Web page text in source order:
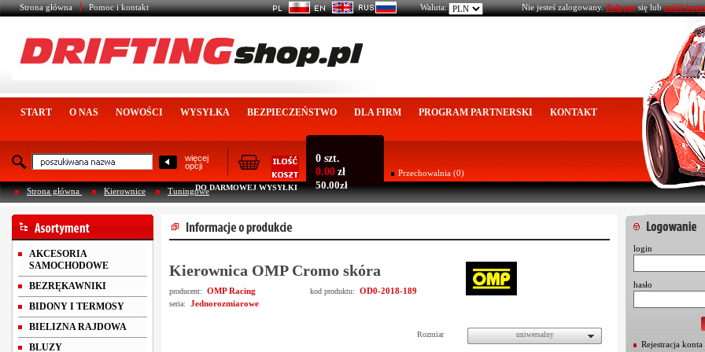
Strona główna Pomoc i kontakt Nie jesteś zalogowany.Zalogujsię lubzałóż
START O NAS NOWOŚCI WYSYŁKA BEZPIECZEŃSTWO DLA FIRM PROGRAM PARTNERSKI KONTAKT
więcej
opcji
0 szt.
0.00 zł
DO DARMOWEJ WYSYŁKI 50.00zł
Przechowalnia (0)
Strona główna
Kierownice Tuningowe
Waluta:
AKCESORIA
SAMOCHODOWE
BEZRĘKAWNIKI
BIDONY I TERMOSY
BIELIZNA RAJDOWA
BLUZY
Kierownica OMP Cromo skóra
producent: OMP Racing kod produktu: OD0-2018-189
seria: Jednorozmiarowe
Rozmiar uniwersalny
login
hasło
Rejestracja konta